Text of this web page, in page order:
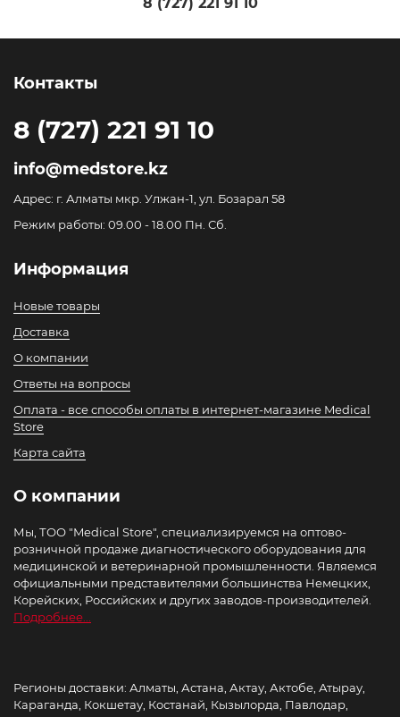
Контакты
8 (727) 221 91 10
info@medstore.kz
Адрес: г. Алматы мкр. Улжан-1, ул. Бозарал 58
Режим работы: 09.00 - 18.00 Пн. Сб.
Информация
Новые товары
Доставка
О компании
Ответы на вопросы
Оплата - все способы оплаты в интернет-магазине Medical
Store
Карта сайта
О компании
Мы, ТОО "Medical Store", специализируемся на оптово-
розничной продаже диагностического оборудования для
медицинской и ветеринарной промышленности. Являемся
официальными представителями большинства Немецких,
Корейских, Российских и других заводов-производителей.
Подробнее...
Регионы доставки: Алматы, Астана, Актау, Актобе, Атырау,
Караганда, Кокшетау, Костанай, Кызылорда, Павлодар,